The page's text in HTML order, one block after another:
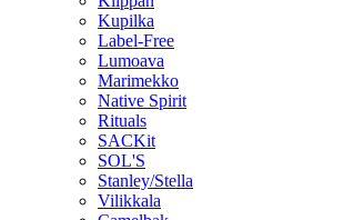
Kupilka
Label-Free
Lumoava
Marimekko
Native Spirit
Rituals
SACKit
SOL'S
Stanley/Stella
Vilikkala